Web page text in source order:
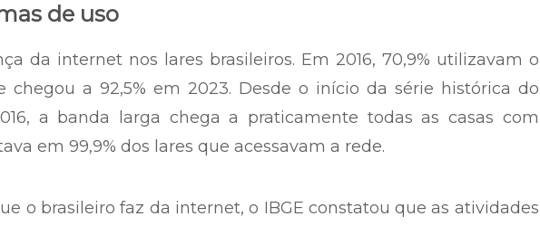
de uso
da internet nos lares brasileiros. Em 2016, 70,9% utilizavam o
chegou a 92,5% em 2023. Desde o início da série histórica do
a banda larga chega a praticamente todas as casas com
em 99,9% dos lares que acessavam a rede.
o brasileiro faz da internet, o IBGE constatou que as atividades